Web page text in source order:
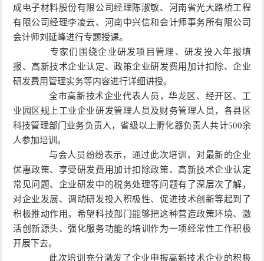
成电子材料股份有限公司经理陈淑敏、河南省光大路桥工程
有限公司经理李凌云、河南中兴信和会计师事务所有限公司
会计师刘延峰进行专题授课。
专家们围绕企业研发项目管理、研发投入年报填
报、高新技术企业认定、政策企业研发费用加计扣除、企业
研发费用管理实务等内容进行详细讲授。
全市高新技术企业代表人员，华龙区、经开区、工
业园区规上工业企业研发管理人员及财务管理人员，各县区
科技管理部门业务负责人，省级以上孵化器负责人共计500余
人参加培训。
与会人员纷纷表示，通过此次培训，对最新的企业
优惠政策、享受研发费用加计扣除政策、高新技术企业认定
常见问题、企业研发中的税务处理等问题有了深层次了解，
对企业发展、调动研发投入积极性、促进技术创新等起到了
积极推动作用，希望科技部门能够把这种营造政策环境、激
活创新源头、强化服务功能的培训作为一项经常性工作积极
开展下去。
此次培训充分激发了企业申报高新技术企业的积极